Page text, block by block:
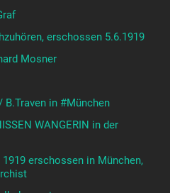
erschossen 5.6.1919
Mosner
B.Traven in #München
WANGERIN in der
erschossen in München,